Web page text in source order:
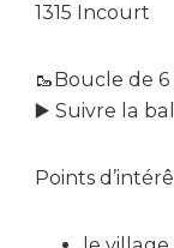
1315 Incourt
🥾Boucle de
▶️ Suivre la
Points